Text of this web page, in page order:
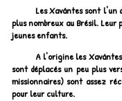
Les Xavántes sont l'un
plus nombreux au Brésil.
jeunes enfants.
A l'origine les
sont déplacés un peu plus
missionnaires) sont assez
pour leur culture.